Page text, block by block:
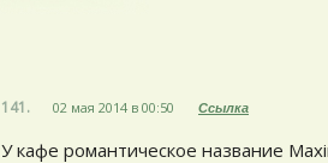
141. 02 мая 2014 в 00:50 Ссылка
У кафе романтическое название